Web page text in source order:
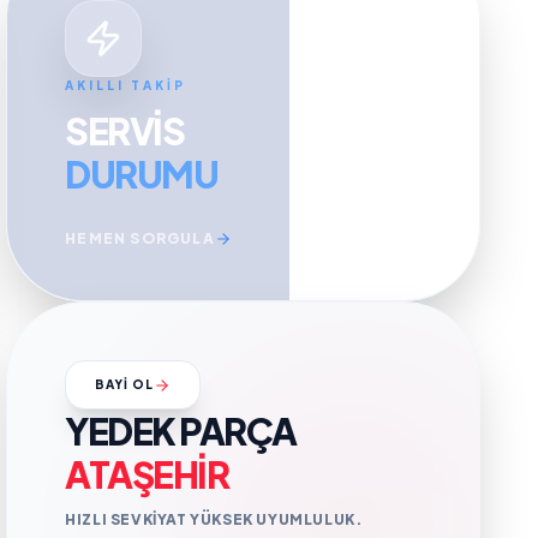
AKILLI TAKİP
SERVIS
DURUMU
HEMEN SORGULA
BAYİ OL
YEDEK PARÇA
ATAŞEHIR
HIZLI SEVKIYAT YÜKSEK UYUMLULUK.